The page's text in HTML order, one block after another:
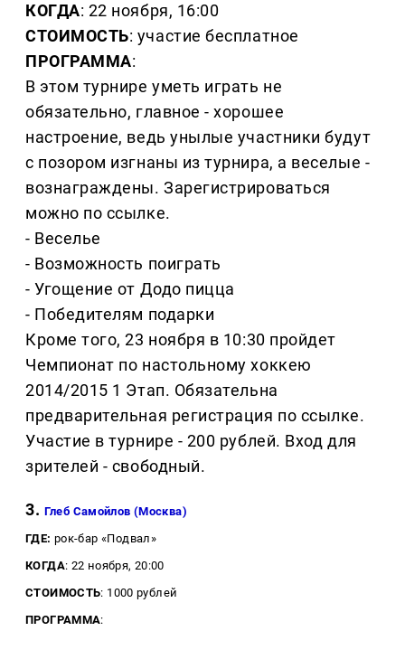
КОГДА: 22 ноября, 16:00
СТОИМОСТЬ: участие бесплатное
ПРОГРАММА:
В этом турнире уметь играть не
обязательно, главное - хорошее
настроение, ведь унылые участники будут
с позором изгнаны из турнира, а веселые -
вознаграждены. Зарегистрироваться
можно по ссылке.
- Веселье
- Возможность поиграть
- Угощение от Додо пицца
- Победителям подарки
Кроме того, 23 ноября в 10:30 пройдет
Чемпионат по настольному хоккею
2014/2015 1 Этап. Обязательна
предварительная регистрация по ссылке.
Участие в турнире - 200 рублей. Вход для
зрителей - свободный.
3. Глеб Самойлов (Москва)
ГДЕ: рок-бар «Подвал»
КОГДА: 22 ноября, 20:00
СТОИМОСТЬ: 1000 рублей
ПРОГРАММА: